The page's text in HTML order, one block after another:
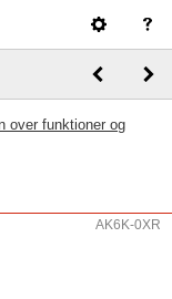
over funktioner og
AK6K-0XR